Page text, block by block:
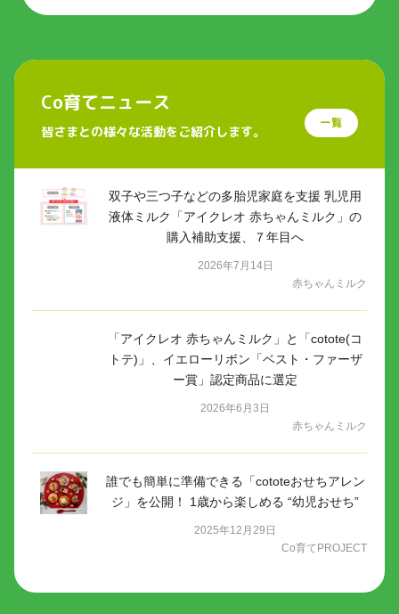
Co育てニュース
皆さまとの様々な活動をご紹介します。
一覧
双子や三つ子などの多胎児家庭を支援 乳児用
液体ミルク「アイクレオ 赤ちゃんミルク」の
購入補助支援、７年目へ
2026年7月14日
赤ちゃんミルク
「アイクレオ 赤ちゃんミルク」と「cotote(コ
トテ)」、イエローリボン「ベスト・ファーザ
ー賞」認定商品に選定
2026年6月3日
赤ちゃんミルク
誰でも簡単に準備できる「cototeおせちアレン
ジ」を公開！ 1歳から楽しめる “幼児おせち”
2025年12月29日
Co育てPROJECT